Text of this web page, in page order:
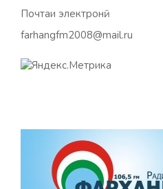
Почтаи электронӣ:
farhangfm2008@mail.ru